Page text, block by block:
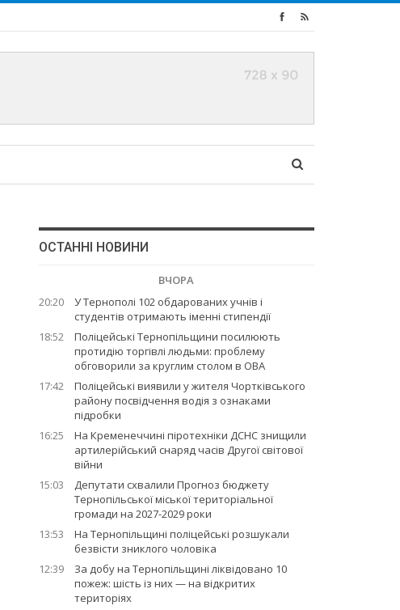
ОСТАННІ НОВИНИ
ВЧОРА
20:20
У Тернополі 102 обдарованих учнів і
студентів отримають іменні стипендії
18:52
Поліцейські Тернопільщини посилюють
протидію торгівлі людьми: проблему
обговорили за круглим столом в ОВА
17:42
Поліцейські виявили у жителя Чортківського
району посвідчення водія з ознаками
підробки
16:25
На Кременеччині піротехніки ДСНС знищили
артилерійський снаряд часів Другої світової
війни
15:03
Депутати схвалили Прогноз бюджету
Тернопільської міської територіальної
громади на 2027-2029 роки
13:53
На Тернопільщині поліцейські розшукали
безвісти зниклого чоловіка
12:39
За добу на Тернопільщині ліквідовано 10
пожеж: шість із них — на відкритих
територіях